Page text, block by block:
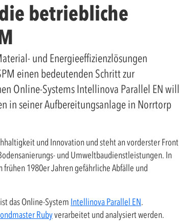
betriebliche
und Energieeffizienzlösungen
einen bedeutenden Schritt zur
Online-Systems Intellinova Parallel EN will
in seiner Aufbereitungsanlage in Norrtorp
und Innovation und steht an vorderster Front
und Umweltbaudienstleistungen. In
1980er Jahren gefährliche Abfälle und
das Online-System Intellinova Parallel EN.
Rubyverarbeitet und analysiert werden.